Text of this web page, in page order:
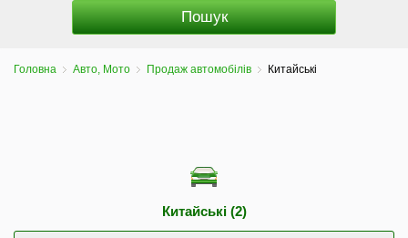
Головна Авто, Мото Продаж автомобілів Китайські
Китайські (2)